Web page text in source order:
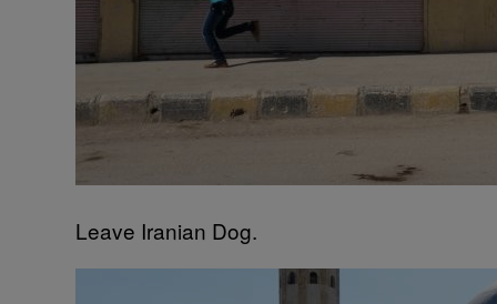
Leave Iranian Dog.